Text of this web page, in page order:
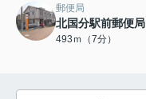
郵便局
北国分駅前郵便局
493ｍ（7分）